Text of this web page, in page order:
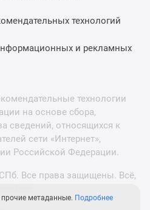
технологий
и рекламных
технологии
на основе сбора,
сведений, относящихся к
сети «Интернет»,
Российской Федерации.
Все права защищены. Всё,
метаданные. Подробнее